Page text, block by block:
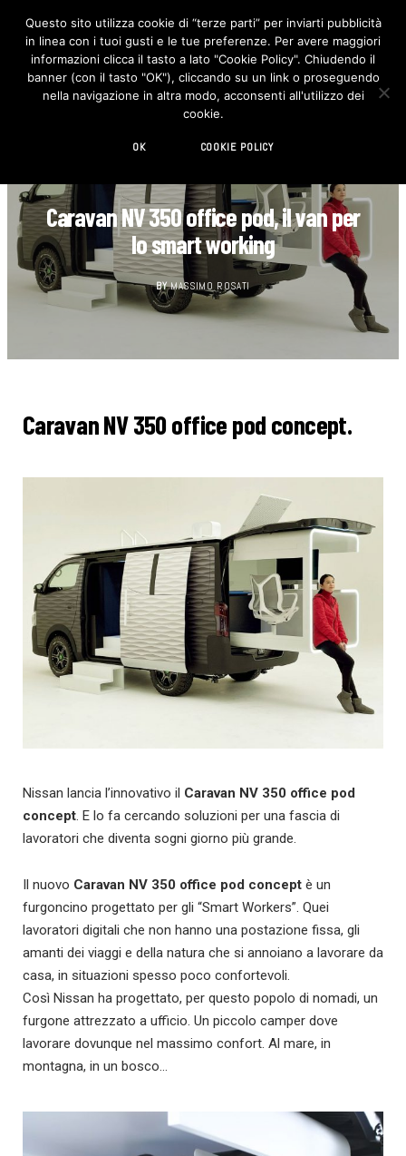
F
c
e
b
o
I
n
s
t
Caravan NV 350 office pod, il van per
lo smart working
BY MASSIMO ROSATI
Caravan NV 350 office pod concept.
Nissan lancia l’innovativo il Caravan NV 350 office pod
concept. E lo fa cercando soluzioni per una fascia di
lavoratori che diventa sogni giorno più grande.
Il nuovo Caravan NV 350 office pod concept è un
furgoncino progettato per gli “Smart Workers”. Quei
lavoratori digitali che non hanno una postazione fissa, gli
amanti dei viaggi e della natura che si annoiano a lavorare da
casa, in situazioni spesso poco confortevoli.
Così Nissan ha progettato, per questo popolo di nomadi, un
furgone attrezzato a ufficio. Un piccolo camper dove
lavorare dovunque nel massimo confort. Al mare, in
montagna, in un bosco…
Questo sito utilizza cookie di “terze parti” per inviarti pubblicità
in linea con i tuoi gusti e le tue preferenze. Per avere maggiori
informazioni clicca il tasto a lato "Cookie Policy". Chiudendo il
banner (con il tasto "OK"), cliccando su un link o proseguendo
nella navigazione in altra modo, acconsenti all'utilizzo dei
cookie.
OK COOKIE POLICY